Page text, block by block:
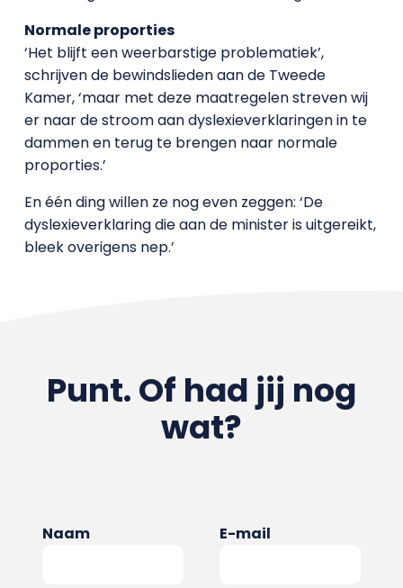
Normale proporties
‘Het blijft een weerbarstige problematiek’,
schrijven de bewindslieden aan de Tweede
Kamer, ‘maar met deze maatregelen streven wij
er naar de stroom aan dyslexieverklaringen in te
dammen en terug te brengen naar normale
proporties.’
En één ding willen ze nog even zeggen: ‘De
dyslexieverklaring die aan de minister is uitgereikt,
bleek overigens nep.’
Punt. Of had jij nog
wat?
Naam E-mail